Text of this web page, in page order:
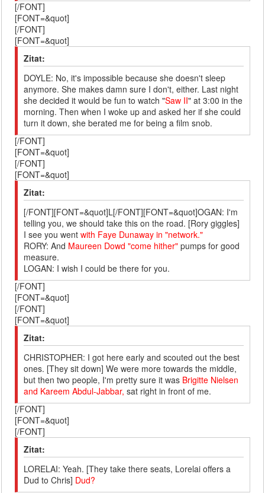
[/FONT]
[FONT=&quot]
[/FONT]
[FONT=&quot]
Zitat:
DOYLE: No, it's impossible because she doesn't sleep
anymore. She makes damn sure I don't, either. Last night
she decided it would be fun to watch "Saw II" at 3:00 in the
morning. Then when I woke up and asked her if she could
turn it down, she berated me for being a film snob.
[/FONT]
[FONT=&quot]
[/FONT]
[FONT=&quot]
Zitat:
[/FONT][FONT=&quot]L[/FONT][FONT=&quot]OGAN: I'm
telling you, we should take this on the road. [Rory giggles]
I see you wentwith Faye Dunaway in "network."
RORY: And Maureen Dowd "come hither" pumps for good
measure.
LOGAN: I wish I could be there for you.
[/FONT]
[FONT=&quot]
[/FONT]
[FONT=&quot]
Zitat:
CHRISTOPHER: I got here early and scouted out the best
ones. [They sit down] We were more towards the middle,
but then two people, I'm pretty sure it was Brigitte Nielsen
and Kareem Abdul-Jabbar, sat right in front of me.
[/FONT]
[FONT=&quot]
[/FONT]
Zitat:
LORELAI: Yeah. [They take there seats, Lorelai offers a
Dud to Chris] Dud?